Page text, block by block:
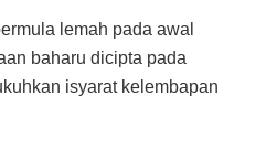
lemah pada awal
baharu dicipta pada
isyarat kelembapan